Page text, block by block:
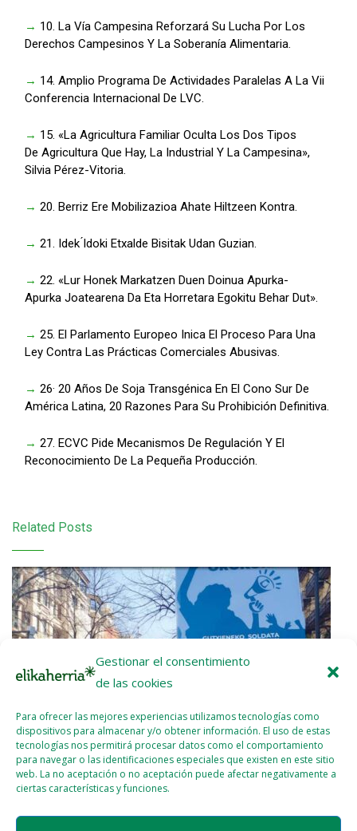
Gestionar el consentimiento
de las cookies
Para ofrecer las mejores experiencias utilizamos tecnologías como
dispositivos para almacenar y/o obtener información. El uso de estas
tecnologías nos permitirá procesar datos como el comportamiento
para navegar o las identificaciones especiales que existen en este sitio
web. La no aceptación o no aceptación puede afectar negativamente a
ciertas características y funciones.
→ 10. La Vía Campesina Reforzará Su Lucha Por Los
Derechos Campesinos Y La Soberanía Alimentaria.
→ 14. Amplio Programa De Actividades Paralelas A La Vii
Conferencia Internacional De LVC.
→ 15. «La Agricultura Familiar Oculta Los Dos Tipos
De Agricultura Que Hay, La Industrial Y La Campesina»,
Silvia Pérez-Vitoria.
→ 20. Berriz Ere Mobilizazioa Ahate Hiltzeen Kontra.
→ 21. Idek ́Idoki Etxalde Bisitak Udan Guzian.
→ 22. «Lur Honek Markatzen Duen Doinua Apurka-
Apurka Joatearena Da Eta Horretara Egokitu Behar Dut».
→ 25. El Parlamento Europeo Inica El Proceso Para Una
Ley Contra Las Prácticas Comerciales Abusivas.
→ 26· 20 Años De Soja Transgénica En El Cono Sur De
América Latina, 20 Razones Para Su Prohibición Definitiva.
→ 27. ECVC Pide Mecanismos De Regulación Y El
Reconocimiento De La Pequeña Producción.
Related Posts
Etxalde 92 (Febrero – Marzo 2026)